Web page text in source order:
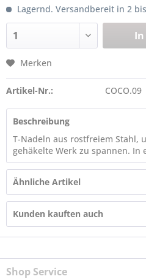
Lagernd. Versandbereit in 2
In
Merken
Artikel-Nr.: COCO.09
Beschreibung
T-Nadeln aus rostfreiem Stahl,
gehäkelte Werk zu spannen. In
Ähnliche Artikel
Kunden kauften auch
Shop Service